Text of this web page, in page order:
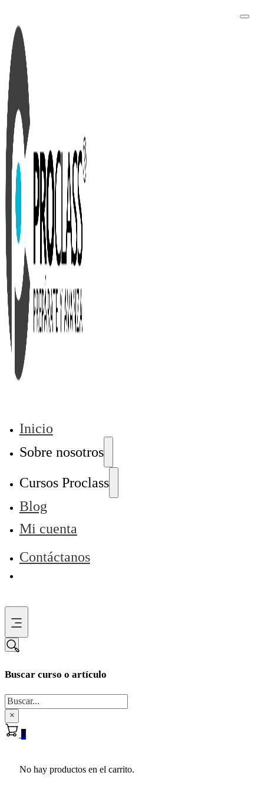
Inicio
Sobre nosotros
Cursos Proclass
Blog
Mi cuenta
Contáctanos
Buscar curso o artículo
Buscar
×
0
No hay productos en el carrito.